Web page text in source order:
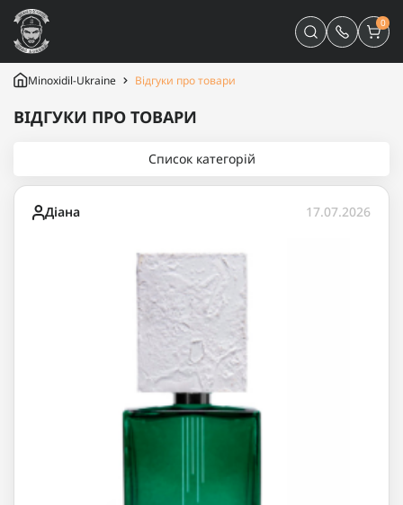
0
Minoxidil-Ukraine Відгуки про товари
ВІДГУКИ ПРО ТОВАРИ
Список категорій
Діана 17.07.2026